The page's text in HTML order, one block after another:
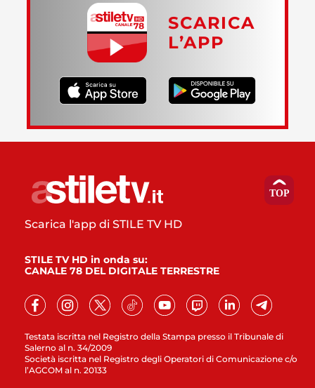
SCARICA
L’APP
Testata iscritta nel Registro della Stampa presso il Tribunale di
Salerno al n. 34/2009
Società iscritta nel Registro degli Operatori di Comunicazione c/o
l’AGCOM al n. 20133
Scarica l'app di STILE TV HD
STILE TV HD in onda su:
CANALE 78 DEL DIGITALE TERRESTRE